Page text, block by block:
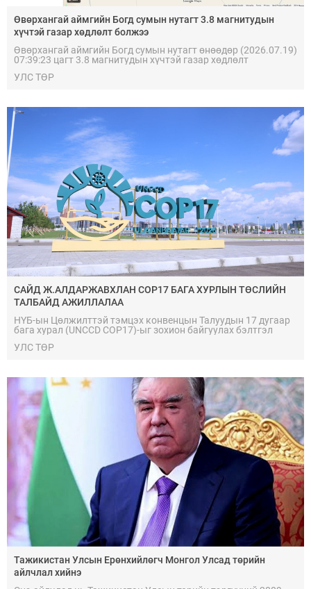
Өвөрхангай аймгийн Богд сумын нутагт 3.8 магнитудын
хүчтэй газар хөдлөлт болжээ
Өвөрхангай аймгийн Богд сумын нутагт өнөөдөр (2026.07.19)
07:39:23 цагт 3.8 магнитудын хүчтэй газар хөдлөлт
УЛС ТӨР
САЙД Ж.АЛДАРЖАВХЛАН COP17 БАГА ХУРЛЫН ТӨСЛИЙН
ТАЛБАЙД АЖИЛЛАЛАА
НҮБ-ын Цөлжилттэй тэмцэх конвенцын Талуудын 17 дугаар
бага хурал (UNCCD COP17)-ыг зохион байгуулах бэлтгэл
УЛС ТӨР
Тажикистан Улсын Ерөнхийлөгч Монгол Улсад төрийн
айлчлал хийнэ